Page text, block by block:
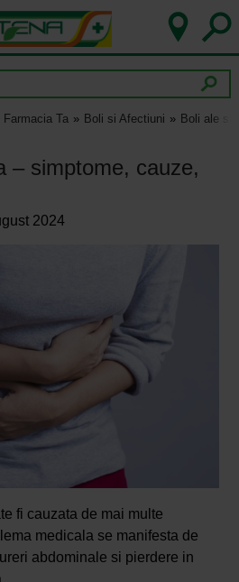
Farmacia Ta Boli si Afectiuni Boli ale
– simptome, cauze,
2024
fi cauzata de mai multe
medicala se manifesta de
abdominale si pierdere in